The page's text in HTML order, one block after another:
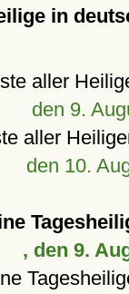
in
aller
den 9.
aller
den 10.
, den 9.